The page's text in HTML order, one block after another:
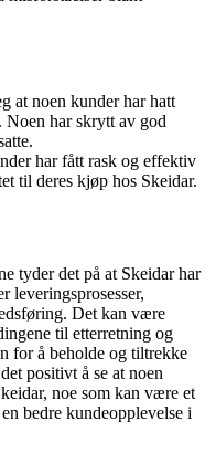
at noen kunder har hatt
Noen har skrytt av god
har fått rask og effektiv
til deres kjøp hos Skeidar.
tyder det på at Skeidar har
leveringsprosesser,
Det kan være
til etterretning og
for å beholde og tiltrekke
positivt å se at noen
noe som kan være et
bedre kundeopplevelse i